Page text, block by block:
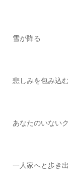
雪が降る
悲しみを包み込
あなたのいない
一人家へと歩き